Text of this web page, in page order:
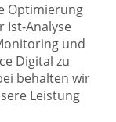
Optimierung
Ist-Analyse
und
Digital zu
behalten wir
Leistung